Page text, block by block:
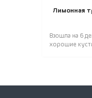
Лимонная
Взошла на 6
хорошие